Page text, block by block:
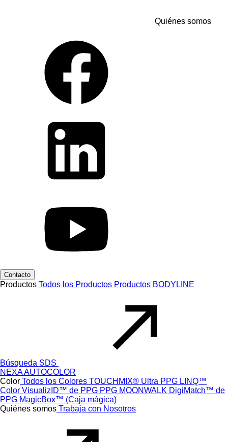
Quiénes somos
Contacto
Productos Todos los Productos Productos BODYLINE
Búsqueda SDS
NEXA AUTOCOLOR
Color Todos los Colores TOUCHMIX® Ultra PPG LINQ™
Color VisualizID™ de PPG PPG MOONWALK DigiMatch™ de
PPG MagicBox™ (Caja mágica)
Quiénes somos Trabaja con Nosotros